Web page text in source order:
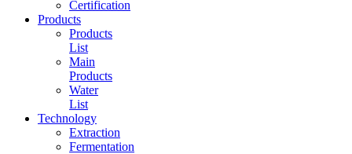
Certification
Products
Products
List
Main
Products
Water
List
Technology
Extraction
Fermentation